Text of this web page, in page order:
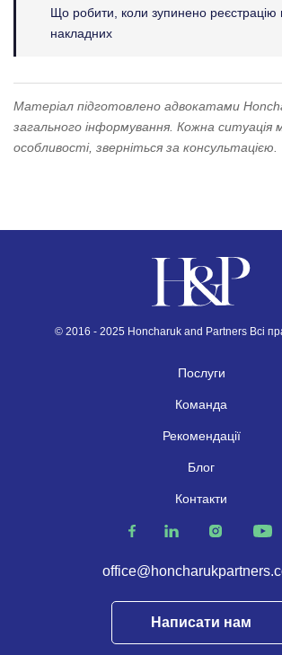
Що робити, коли зупинено реєстрацію
накладних
Матеріал підготовлено адвокатами
загального інформування. Кожна ситуація
особливості, зверніться за консультацією.
© 2016 - 2025 Honcharuk and Partners Всі
Послуги
Команда
Рекомендації
Блог
Контакти
Написати нам